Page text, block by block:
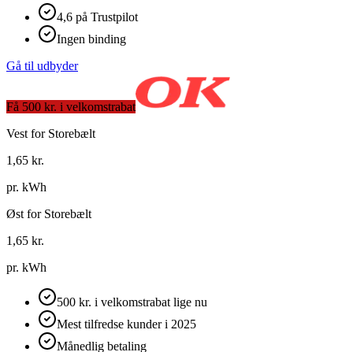
4,6 på Trustpilot
Ingen binding
Gå til udbyder
Få 500 kr. i velkomstrabat
Vest for Storebælt
1,65 kr.
pr. kWh
Øst for Storebælt
1,65 kr.
pr. kWh
500 kr. i velkomstrabat lige nu
Mest tilfredse kunder i 2025
Månedlig betaling